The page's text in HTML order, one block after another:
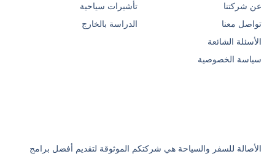
الأصالة للسفر والسياحة هي شركتكم الموثوقة لتقديم أفضل برامج
تأشيرات سياحية
الدراسة بالخارج
عن شركتنا
تواصل معنا
الأسئلة الشائعة
سياسة الخصوصية